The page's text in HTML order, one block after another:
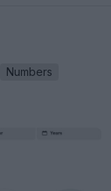
Numbers